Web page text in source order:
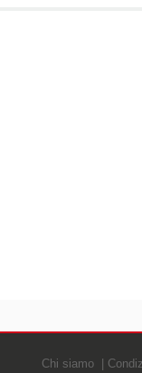
Chi siamo